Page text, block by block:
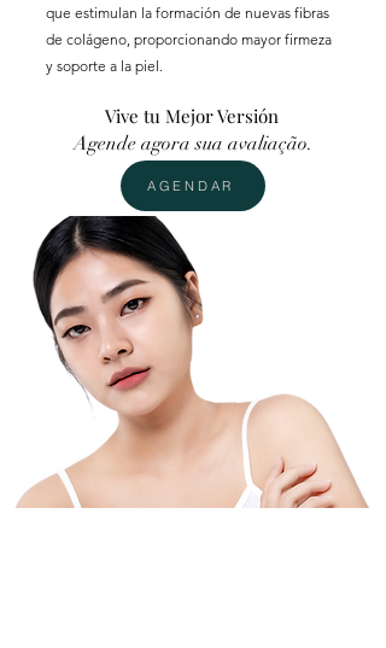
que estimulan la formación de nuevas fibras
de colágeno, proporcionando mayor firmeza
y soporte a la piel.
Vive tu Mejor Versión
Agende agora sua avaliação.
AGENDAR